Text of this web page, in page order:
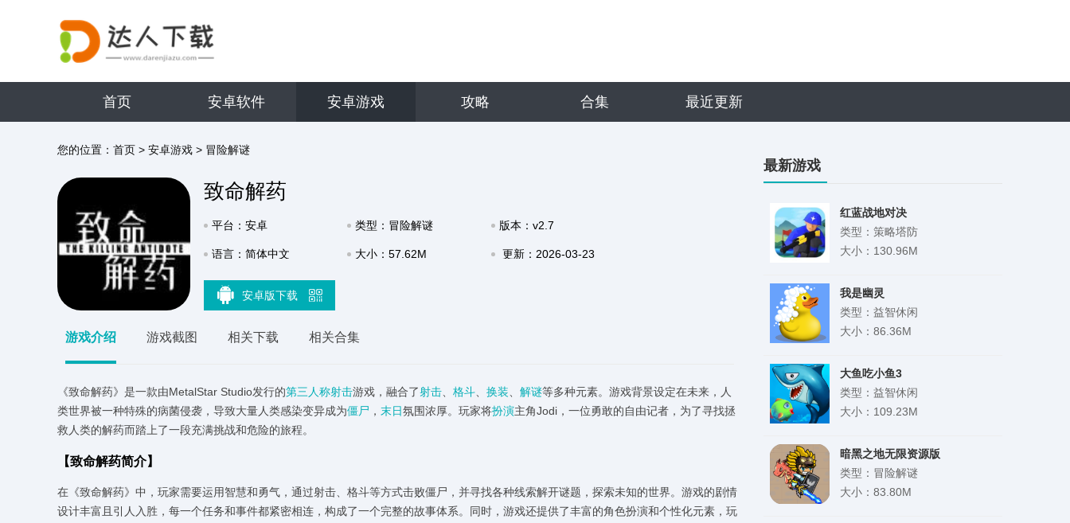
首页 安卓软件 安卓游戏 攻略 合集 最近更新
您的位置： 首页 > 安卓游戏 > 冒险解谜
致命解药
平台：安卓 类型：冒险解谜 版本：v2.7
语言：简体中文 大小：57.62M 更新：2026-03-23
安卓版下载
游戏介绍 游戏截图 相关下载 相关合集
《致命解药》是一款由MetalStar Studio发行的第三人称射击游戏，融合了射击 格斗 换装 解谜等多种元素。游戏背景设定在未来，人
类世界被一种特殊的病菌侵袭，导致大量人类感染变异成为僵尸 ， 末日氛围浓厚。玩家将扮演主角Jodi，一位勇敢的自由记者，为了寻找拯
救人类的解药而踏上了一段充满挑战和危险的旅程。
【致命解药简介】
在《致命解药》中，玩家需要运用智慧和勇气，通过射击、格斗等方式击败僵尸，并寻找各种线索解开谜题，探索未知的世界。游戏的剧情
设计丰富且引人入胜，每一个任务和事件都紧密相连，构成了一个完整的故事体系。同时，游戏还提供了丰富的角色扮演和个性化元素，玩
最新游戏
红蓝战地对决
类型：策略塔防
大小：130.96M
我是幽灵
类型：益智休闲
大小：86.36M
大鱼吃小鱼3
类型：益智休闲
大小：109.23M
暗黑之地无限资源版
类型：冒险解谜
大小：83.80M